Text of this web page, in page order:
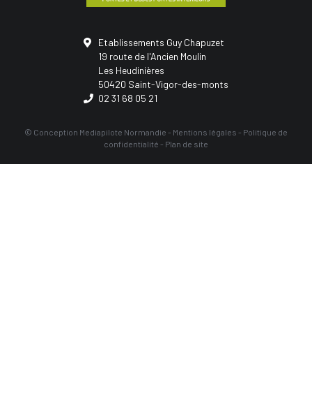
Etablissements Guy Chapuzet
19 route de l'Ancien Moulin
Les Heudinières
50420 Saint-Vigor-des-monts
02 31 68 05 21
© Conception Mediapilote Normandie - Mentions légales - Politique de
confidentialité - Plan de site